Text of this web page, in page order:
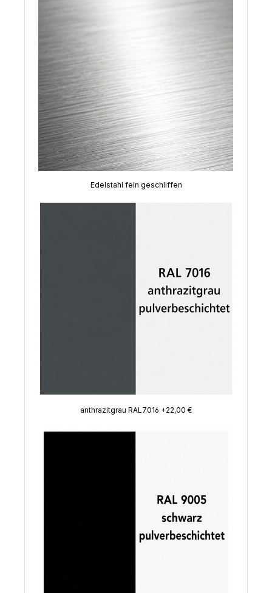
Edelstahl fein geschliffen
anthrazitgrau RAL7016 +22,00 €